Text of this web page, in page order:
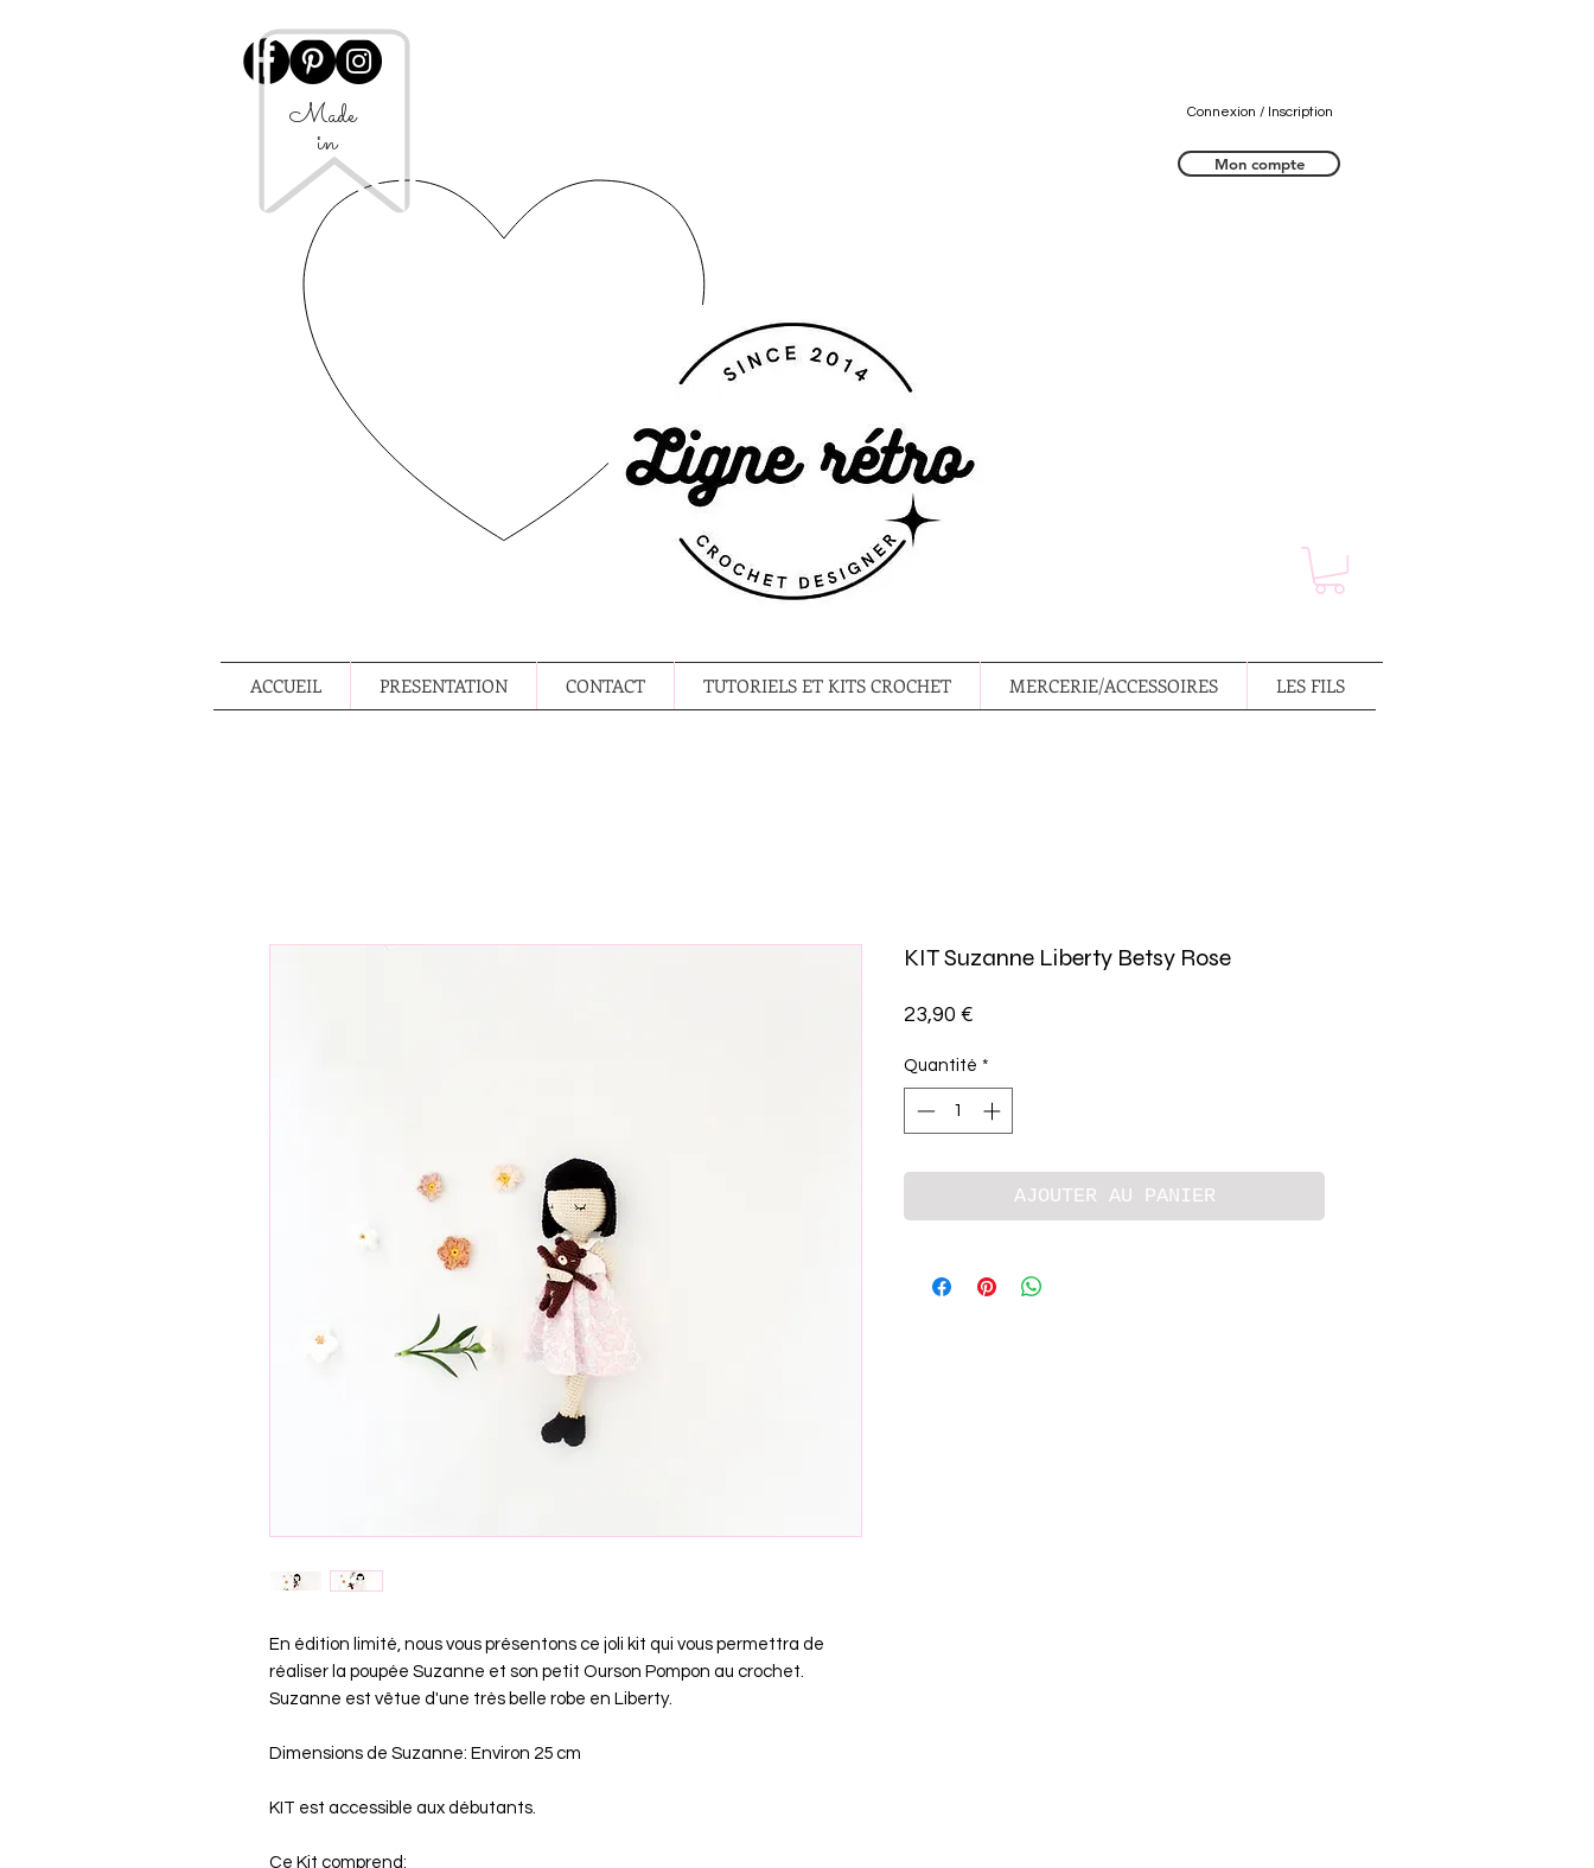
Made
in
Connexion / Inscription
Mon compte
ACCUEIL PRESENTATION CONTACT TUTORIELS ET KITS CROCHET MERCERIE/ACCESSOIRES LES FILS
En édition limité, nous vous présentons ce joli kit qui vous permettra de
réaliser la poupée Suzanne et son petit Ourson Pompon au crochet.
Suzanne est vêtue d'une très belle robe en Liberty.
Dimensions de Suzanne: Environ 25 cm
KIT est accessible aux débutants.
Ce Kit comprend:
KIT Suzanne Liberty Betsy Rose
23,90 €
Quantité *
AJOUTER AU PANIER